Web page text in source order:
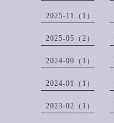
2025-11（1）
2025-05（2）
2024-09（1）
2024-01（1）
2023-02（1）